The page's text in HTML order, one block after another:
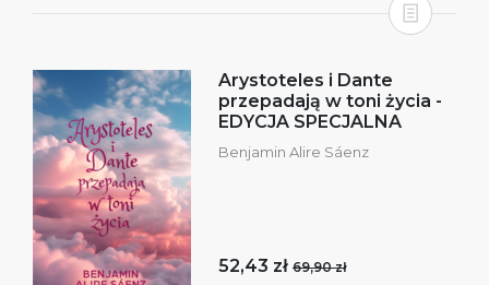
Arystoteles i Dante
przepadają w toni życia -
EDYCJA SPECJALNA
Benjamin Alire Sáenz
52,43 zł 69,90 zł